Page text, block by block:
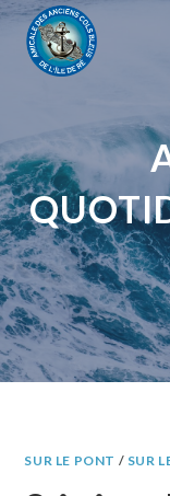
SUR LE PONT / SUR